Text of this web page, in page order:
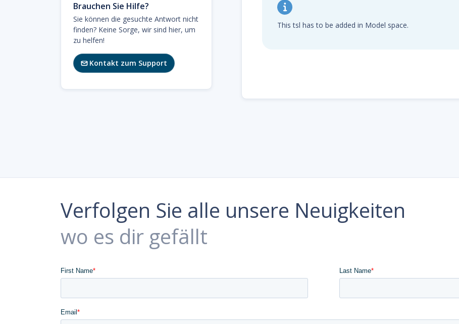
Brauchen Sie Hilfe?
Sie können die gesuchte Antwort nicht
finden? Keine Sorge, wir sind hier, um
zu helfen!
Kontakt zum Support
This tsl has to be added in Model space.
Verfolgen Sie alle unsere Neuigkeiten
wo es dir gefällt